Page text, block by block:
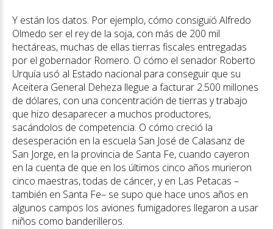
Y están los datos. Por ejemplo, cómo consiguió Alfredo
Olmedo ser el rey de la soja, con más de 200 mil
hectáreas, muchas de ellas tierras fiscales entregadas
por el gobernador Romero. O cómo el senador Roberto
Urquía usó al Estado nacional para conseguir que su
Aceitera General Deheza llegue a facturar 2.500 millones
de dólares, con una concentración de tierras y trabajo
que hizo desaparecer a muchos productores,
sacándolos de competencia. O cómo creció la
desesperación en la escuela San José de Calasanz de
San Jorge, en la provincia de Santa Fe, cuando cayeron
en la cuenta de que en los últimos cinco años murieron
cinco maestras, todas de cáncer, y en Las Petacas –
también en Santa Fe– se supo que hace unos años en
algunos campos los aviones fumigadores llegaron a usar
niños como banderilleros.